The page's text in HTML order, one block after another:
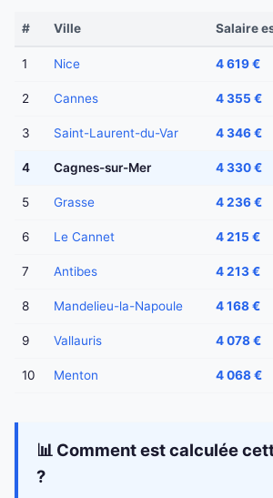
# Ville Salaire
1 Nice 4 619 €
2 Cannes 4 355 €
3 Saint-Laurent-du-Var 4 346 €
4 Cagnes-sur-Mer 4 330 €
5 Grasse 4 236 €
6 Le Cannet 4 215 €
7 Antibes 4 213 €
8 Mandelieu-la-Napoule 4 168 €
9 Vallauris 4 078 €
10 Menton 4 068 €
📊 Comment est calculée
?